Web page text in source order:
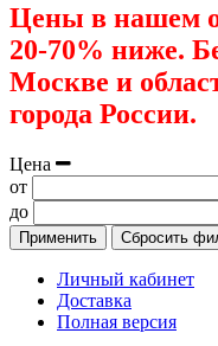
Цены в нашем
20-70% ниже.
Москве и
города России.
Цена
от
до
Применить Сбросить
Личный кабинет
Доставка
Полная версия